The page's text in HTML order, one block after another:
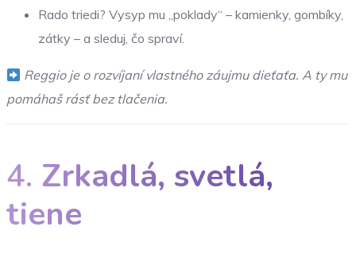
Rado triedi? Vysyp mu „poklady“ – kamienky, gombíky,
zátky – a sleduj, čo spraví.
Reggio je o rozvíjaní vlastného záujmu dieťaťa. A ty mu
pomáhaš rásť bez tlačenia.
4. Zrkadlá, svetlá,
tiene